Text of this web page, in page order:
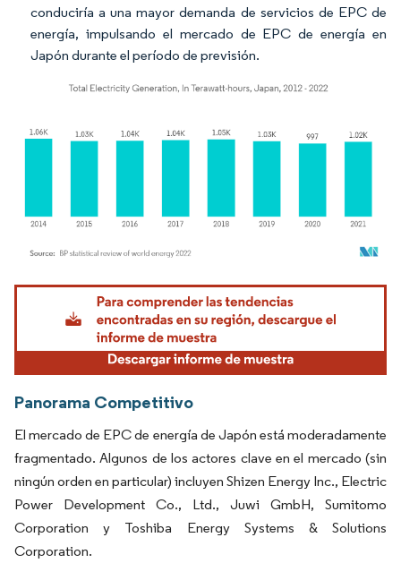
conduciría a una mayor demanda de servicios de EPC de
energía, impulsando el mercado de EPC de energía en
Japón durante el período de previsión.
Imagen © Mordor Intelligence. El uso requiere atribución según CC BY 4.0.
Panorama Competitivo
El mercado de EPC de energía de Japón está moderadamente
fragmentado. Algunos de los actores clave en el mercado (sin
ningún orden en particular) incluyen Shizen Energy Inc., Electric
Power Development Co., Ltd., Juwi GmbH, Sumitomo
Corporation y Toshiba Energy Systems & Solutions
Corporation.